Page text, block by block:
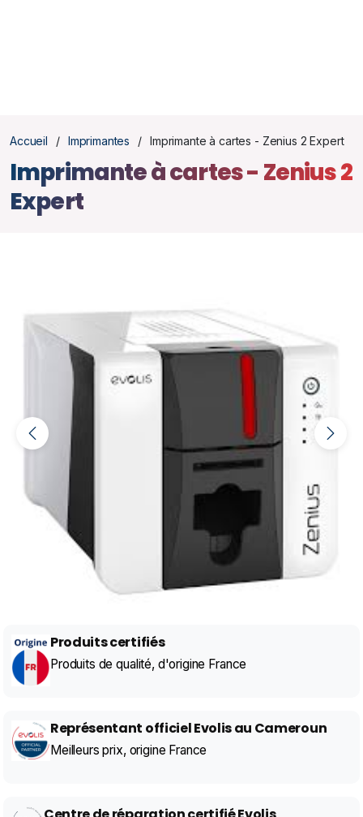
Accueil Imprimantes Imprimante à cartes - Zenius 2 Expert
Imprimante à cartes - Zenius 2
Expert
Produits certifiés
Produits de qualité, d'origine France
Représentant officiel Evolis au Cameroun
Meilleurs prix, origine France